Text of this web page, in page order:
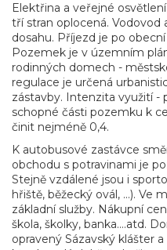
Elektřina a veřejné
tří stran oplocená. Vodovod
dosahu. Příjezd je po
Pozemek je v územním
rodinných domech -
regulace je určená
zástavby. Intenzita využití -
schopné části pozemku k
činit nejméně 0,4.
K autobusové zastávce
obchodu s potravinami je
Stejně vzdálené jsou i
hřiště, běžecký ovál, ...). Ve
základní služby. Nákupní
škola, školky, banka....atd.
opravený Sázavský klášter